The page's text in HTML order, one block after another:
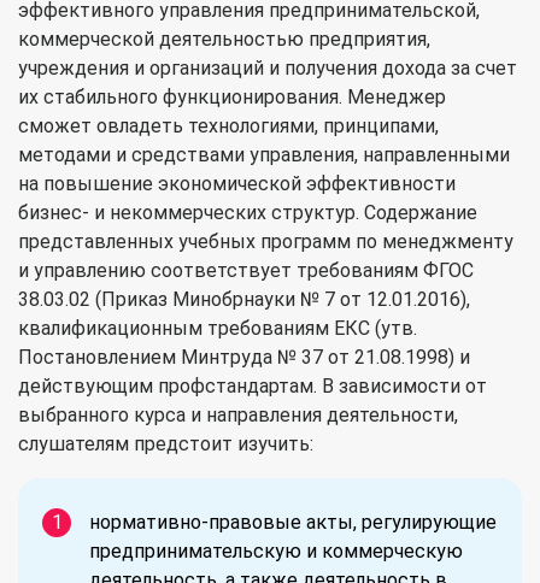
эффективного управления предпринимательской,
коммерческой деятельностью предприятия,
учреждения и организаций и получения дохода за счет
их стабильного функционирования. Менеджер
сможет овладеть технологиями, принципами,
методами и средствами управления, направленными
на повышение экономической эффективности
бизнес- и некоммерческих структур. Содержание
представленных учебных программ по менеджменту
и управлению соответствует требованиям ФГОС
38.03.02 (Приказ Минобрнауки № 7 от 12.01.2016),
квалификационным требованиям ЕКС (утв.
Постановлением Минтруда № 37 от 21.08.1998) и
действующим профстандартам. В зависимости от
выбранного курса и направления деятельности,
слушателям предстоит изучить:
нормативно-правовые акты, регулирующие
предпринимательскую и коммерческую